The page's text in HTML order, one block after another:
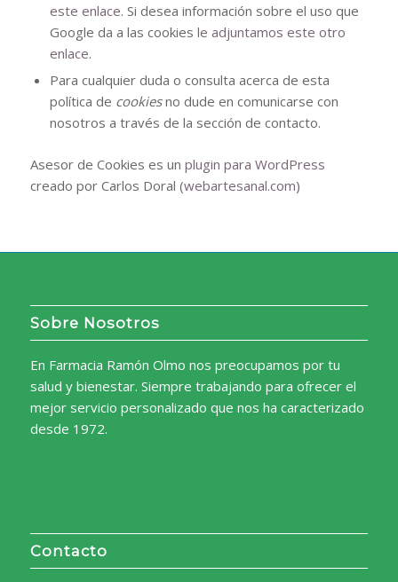
este enlace. Si desea información sobre el uso que
Google da a las cookies le adjuntamos este otro
enlace.
Para cualquier duda o consulta acerca de esta
política de cookiesno dude en comunicarse con
nosotros a través de la sección de contacto.
Asesor de Cookies es un plugin para WordPress
creado por Carlos Doral (webartesanal.com)
Sobre Nosotros
En Farmacia Ramón Olmo nos preocupamos por tu
salud y bienestar. Siempre trabajando para ofrecer el
mejor servicio personalizado que nos ha caracterizado
desde 1972.
Contacto